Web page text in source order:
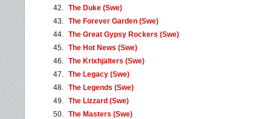
42. The Duke (Swe)
43. The Forever Garden (Swe)
44. The Great Gypsy Rockers (Swe)
45. The Hot News (Swe)
46. The Krixhjälters (Swe)
47. The Legacy (Swe)
48. The Legends (Swe)
49. The Lizzard (Swe)
50. The Masters (Swe)